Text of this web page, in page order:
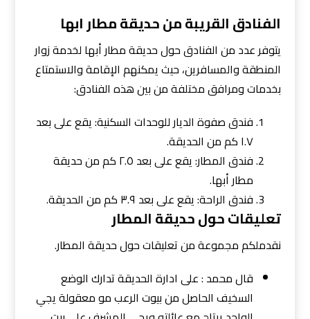
الفنادق القريبة من حديقة مطار ابها
يتوفر عدد من الفنادق حول حديقة مطار أبها لخدمة زوار
المنطقة والمسافرين، حيث يمكنهم الإقامة والاستمتاع
بخدمات ومرافق مختلفة من بين هذه الفنادق:
فندق صفوة الديار للوحدات السكنية: يقع على بعد
١.٧ كم من الحديقة.
فندق المطار: يقع على بعد ٢.٥ كم من حديقة
مطار أبها.
فندق الراحة: يقع على بعد ٣.٩ كم من الحديقة.
تعليقات حول حديقة المطار
نقدملكم مجموعة من تعليقات حول حديقة المطار.
قال محمد : على ادارة الحديقة تدارك الوضع
السخيف الحاصل من بيوت الرعب مو معقولة يجي